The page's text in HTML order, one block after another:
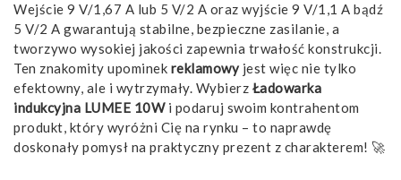
Wejście 9 V/1,67 A lub 5 V/2 A oraz wyjście 9 V/1,1 A bądź
5 V/2 A gwarantują stabilne, bezpieczne zasilanie, a
tworzywo wysokiej jakości zapewnia trwałość konstrukcji.
Ten znakomity upominek reklamowyjest więc nie tylko
efektowny, ale i wytrzymały. Wybierz Ładowarka
indukcyjna LUMEE 10Wi podaruj swoim kontrahentom
produkt, który wyróżni Cię na rynku – to naprawdę
doskonały pomysł na praktyczny prezent z charakterem! 🚀